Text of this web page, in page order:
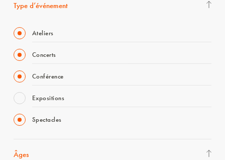
Type d’événement
Ateliers
Concerts
Conférence
Expositions
Spectacles
Âges